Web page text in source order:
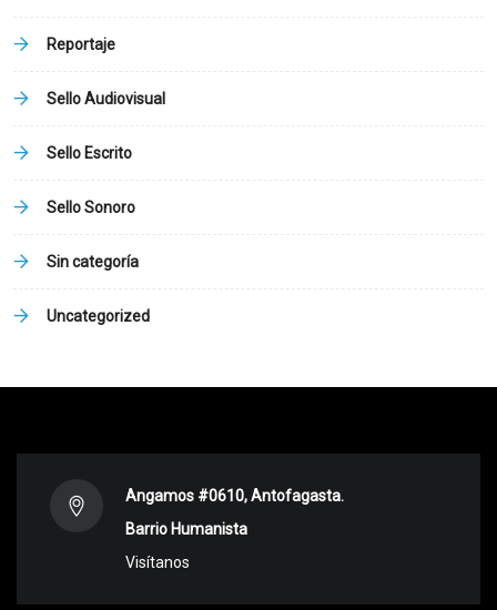
Reportaje
Sello Audiovisual
Sello Escrito
Sello Sonoro
Sin categoría
Uncategorized
Angamos #0610, Antofagasta.
Barrio Humanista
Visítanos